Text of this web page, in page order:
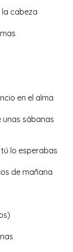
la cabeza
en el alma
unas sábanas
lo esperabas
de mañana